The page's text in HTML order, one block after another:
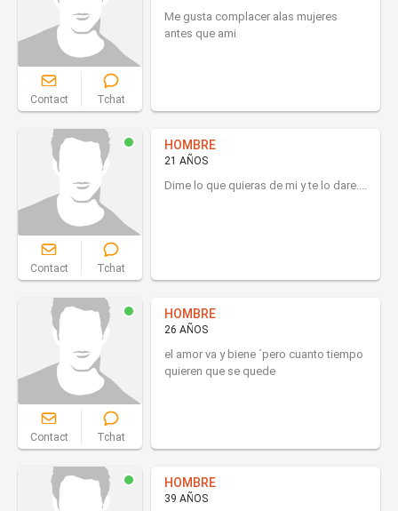
Contact Tchat
Me gusta complacer alas mujeres
antes que ami
Contact Tchat
HOMBRE
21 AÑOS
Dime lo que quieras de mi y te lo dare....
Contact Tchat
HOMBRE
26 AÑOS
el amor va y biene ´pero cuanto tiempo
quieren que se quede
HOMBRE
39 AÑOS